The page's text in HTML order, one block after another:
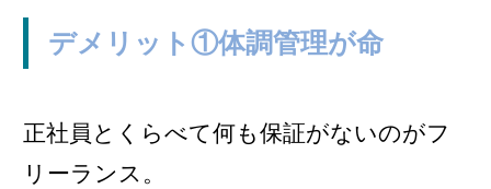
デメリット①体調管理が命
正社員とくらべて何も保証がないのがフ
リーランス。